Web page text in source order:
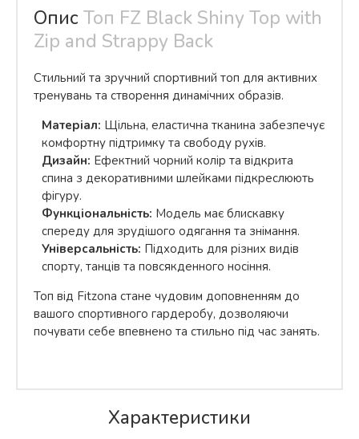
Опис Топ FZ Black Shiny Top with
Zip and Strappy Back
Стильний та зручний спортивний топ для активних
тренувань та створення динамічних образів.
Матеріал: Щільна, еластична тканина забезпечує
комфортну підтримку та свободу рухів.
Дизайн: Ефектний чорний колір та відкрита
спина з декоративними шлейками підкреслюють
фігуру.
Функціональність: Модель має блискавку
спереду для зрудішого одягання та знімання.
Універсальність: Підходить для різних видів
спорту, танців та повсякденного носіння.
Топ від Fitzona стане чудовим доповненням до
вашого спортивного гардеробу, дозволяючи
почувати себе впевнено та стильно під час занять.
Характеристики